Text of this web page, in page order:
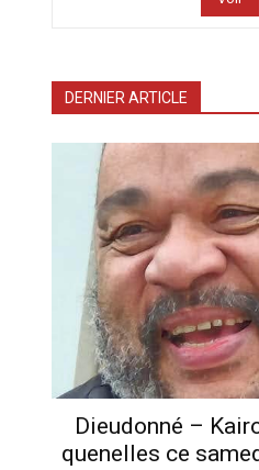
DERNIER ARTICLE
Dieudonné –
quenelles ce